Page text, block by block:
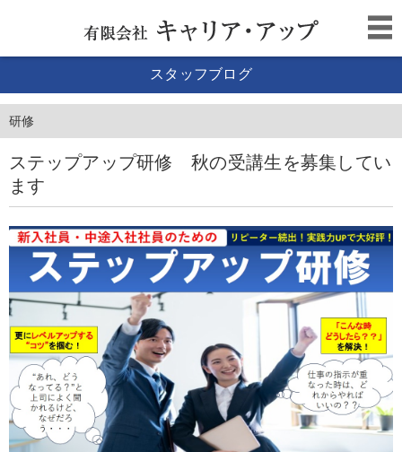
スタッフブログ
研修
ステップアップ研修 秋の受講生を募集してい
ます